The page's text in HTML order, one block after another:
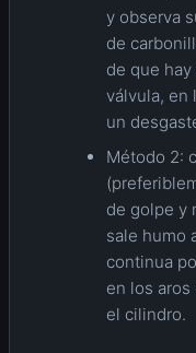
y observa
de
de que
válvula, en
un
Método 2:
de golpe y
sale humo
continua
en los
el cilindro.